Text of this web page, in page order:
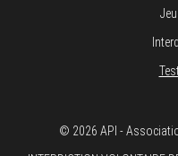
© 2026 API -